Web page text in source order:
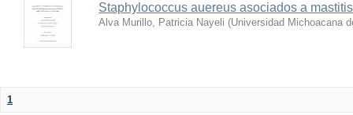
Staphylococcus auereus asociados a
Alva Murillo, Patricia Nayeli (Universidad Michoacana
1